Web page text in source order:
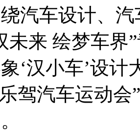
汽车设计、
未来 绘梦车界
‘汉小车’设计
驾汽车运动